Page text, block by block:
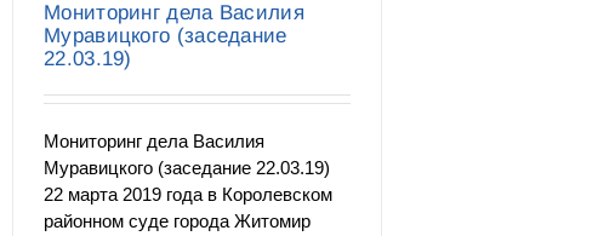
Мониторинг дела Василия
Муравицкого (заседание
22.03.19)
Мониторинг дела Василия
Муравицкого (заседание 22.03.19)
22 марта 2019 года в Королевском
районном суде города Житомир